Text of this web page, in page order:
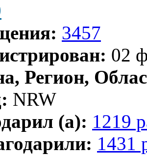
3457
02
Регион,
NRW
(а): 1219
1431